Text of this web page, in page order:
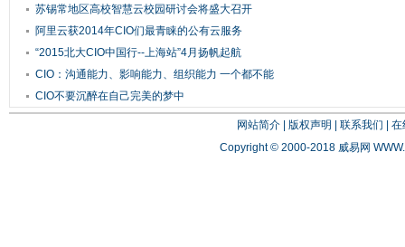
苏锡常地区高校智慧云校园研讨会将盛大召开
阿里云获2014年CIO们最青睐的公有云服务
“2015北大CIO中国行--上海站”4月扬帆起航
CIO：沟通能力、影响能力、组织能力 一个都不能
少
CIO不要沉醉在自己完美的梦中
网站简介| 版权声明 联系我们
在
Copyright © 2000-2018 威易网 WWW.